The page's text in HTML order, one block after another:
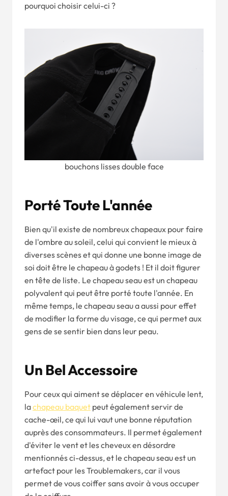
pourquoi choisir celui-ci ?
bouchons lisses double face
Porté Toute L'année
Bien qu'il existe de nombreux chapeaux pour faire
de l'ombre au soleil, celui qui convient le mieux à
diverses scènes et qui donne une bonne image de
soi doit être le chapeau à godets ! Et il doit figurer
en tête de liste. Le chapeau seau est un chapeau
polyvalent qui peut être porté toute l'année. En
même temps, le chapeau seau a aussi pour effet
de modifier la forme du visage, ce qui permet aux
gens de se sentir bien dans leur peau.
Un Bel Accessoire
Pour ceux qui aiment se déplacer en véhicule lent,
lachapeau baquet peut également servir de
cache-œil, ce qui lui vaut une bonne réputation
auprès des consommateurs. Il permet également
d'éviter le vent et les cheveux en désordre
mentionnés ci-dessus, et le chapeau seau est un
artefact pour les Troublemakers, car il vous
permet de vous coiffer sans avoir à vous occuper